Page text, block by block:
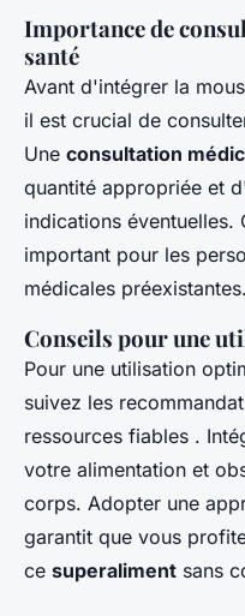
Importance de
santé
Avant d'intégrer la
il est crucial de
Une consultation
quantité appropriée et
indications éventuelles.
important pour les
médicales préexistantes.
Conseils pour une
Pour une utilisation
suivez les
ressources fiables .
votre alimentation et
corps. Adopter une
garantit que vous
ce superaliment sans